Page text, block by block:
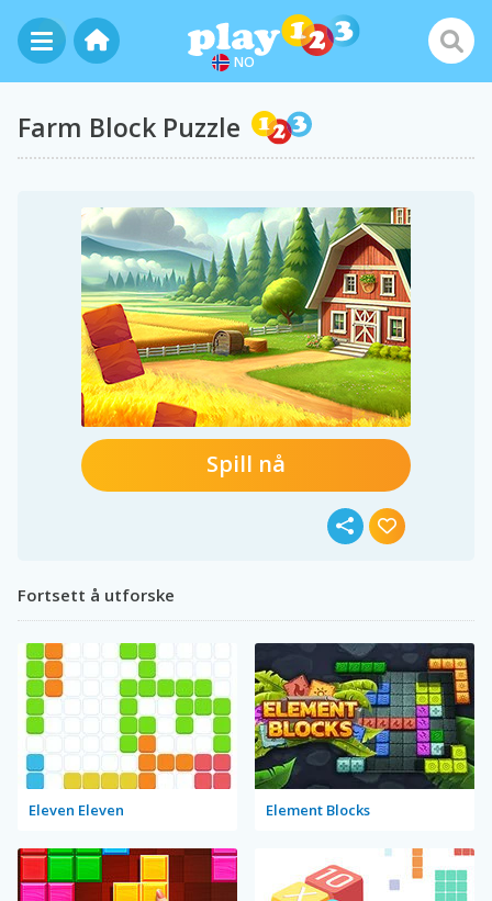
NO
Farm Block Puzzle
Spill nå
Fortsett å utforske
Eleven Eleven Element Blocks